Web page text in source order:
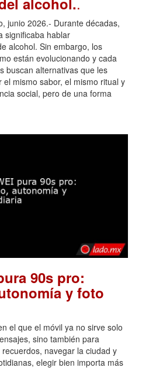
junio 2026.- Durante décadas,
significaba hablar
alcohol. Sin embargo, los
están evolucionando y cada
buscan alternativas que les
el mismo sabor, el mismo ritual y
social, pero de una forma
90s pro:
y foto
el que el móvil ya no sirve solo
sino también para
navegar la ciudad y
elegir bien importa más